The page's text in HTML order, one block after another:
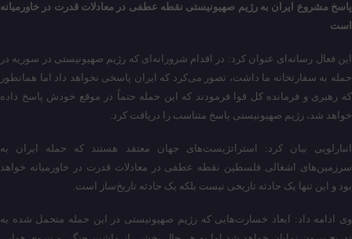
پاسخ مشروع ایران به رژیم صهیونیستی نقطه عطفی در معادلات قدرت در خاورمیانه
است
این فعال رسانه‌ای عنوان کرد: در اقدام شرورانه‌ای که رژیم صهیونیستی در سوریه در
حمله به سفارتخانه ما داشت، تصور می‌کرد که ایران پاسخی نخواهد داد اما همانطور
که رهبری و فرمانده کل قوا فرمودند که این حمله حتماً در موقع خودش پاسخ داده
خواهد شد، رژیم صهیونیستی پاسخ متناسب را دریافت کرد.
انبارلویی بیان کرد: استراتژیست‌های جهان معتقد هستند که حمله ایران به
سرزمین‌های اشغالی فلسطین نقطه عطفی در معادلات قدرت در خاورمیانه خواهد
بود و این تنها یک حادثه تاریخی نیست بلکه یک حادثه تاریخ‌ساز است.
وی ادامه داد: ابعاد خسارت‌هایی که رژیم صهیونیستی در این حمله متحمل شده به